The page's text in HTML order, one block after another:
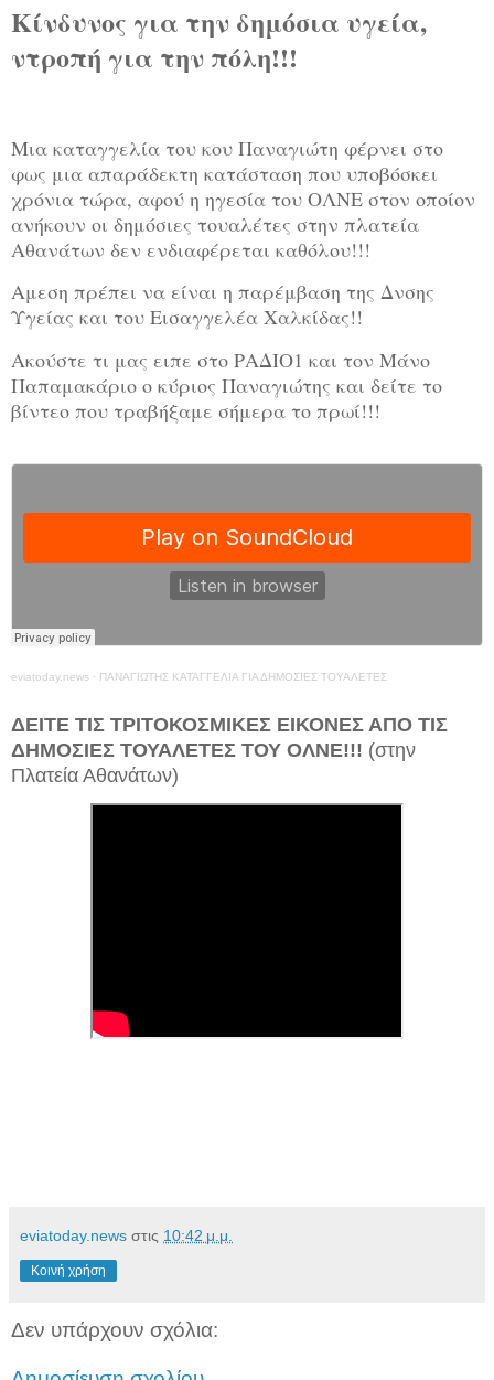
Κίνδυνος για την δημόσια υγεία,
ντροπή για την πόλη!!!
Μια καταγγελία του κου Παναγιώτη φέρνει στο
φως μια απαράδεκτη κατάσταση που υποβόσκει
χρόνια τώρα, αφού η ηγεσία του ΟΛΝΕ στον οποίον
ανήκουν οι δημόσιες τουαλέτες στην πλατεία
Αθανάτων δεν ενδιαφέρεται καθόλου!!!
Αμεση πρέπει να είναι η παρέμβαση της Δνσης
Υγείας και του Εισαγγελέα Χαλκίδας!!
Ακούστε τι μας ειπε στο ΡΑΔΙΟ1 και τον Μάνο
Παπαμακάριο ο κύριος Παναγιώτης και δείτε το
βίντεο που τραβήξαμε σήμερα το πρωί!!!
eviatoday.news · ΠΑΝΑΓΙΩΤΗΣ ΚΑΤΑΓΓΕΛΙΑ ΓΙΑ ΔΗΜΟΣΙΕΣ ΤΟΥΑΛΕΤΕΣ
ΔΕΙΤΕ ΤΙΣ ΤΡΙΤΟΚΟΣΜΙΚΕΣ ΕΙΚΟΝΕΣ ΑΠΟ ΤΙΣ
ΔΗΜΟΣΙΕΣ ΤΟΥΑΛΕΤΕΣ ΤΟΥ ΟΛΝΕ!!! (στην
Πλατεία Αθανάτων)
eviatoday.news στις 10:42 μ.μ.
Κοινή χρήση
Δεν υπάρχουν σχόλια: